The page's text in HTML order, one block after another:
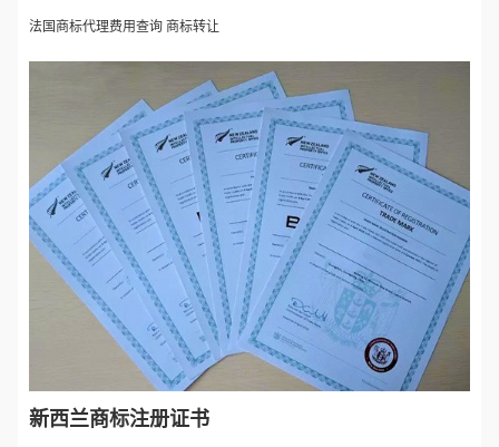
法国商标代理费用查询 商标转让
新西兰商标注册证书